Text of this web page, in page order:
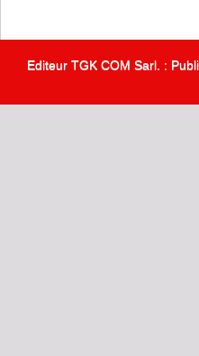
Editeur TGK COM Sarl. :